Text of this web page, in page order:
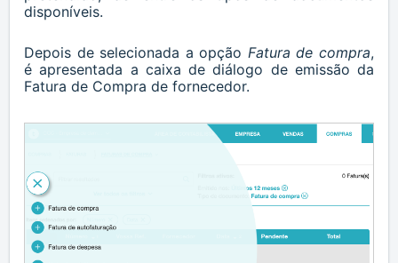
disponíveis.
Depois de selecionada a opção Fatura de compra,
é apresentada a caixa de diálogo de emissão da
Fatura de Compra de fornecedor.